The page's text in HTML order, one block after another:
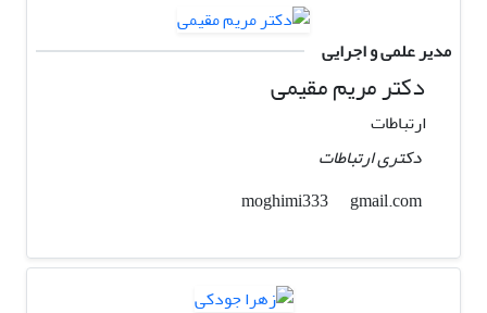
مدیر علمی و اجرایی
دکتر مریم مقیمی
ارتباطات
دکتری ارتباطات
gmail.com